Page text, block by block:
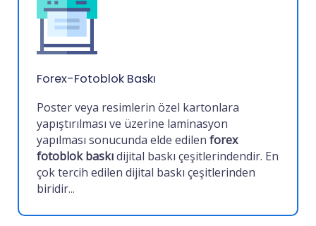
Forex-Fotoblok Baskı
Poster veya resimlerin özel kartonlara
yapıştırılması ve üzerine laminasyon
yapılması sonucunda elde edilen forex
fotoblok baskıdijital baskı çeşitlerindendir. En
çok tercih edilen dijital baskı çeşitlerinden
biridir...